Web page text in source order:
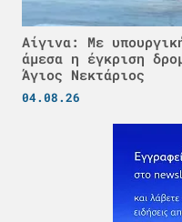
Αίγινα: Με
άμεσα η έγκριση
Άγιος Νεκτάριος
04.08.26